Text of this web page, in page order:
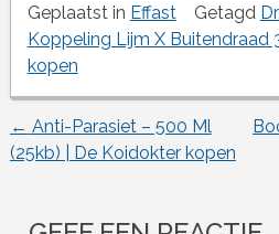
Geplaatst in Effast Getagd
Koppeling Lijm X Buitendraad
kopen
Berichtnavigatie
← Anti-Parasiet – 500 Ml
(25kb) | De Koidokter kopen